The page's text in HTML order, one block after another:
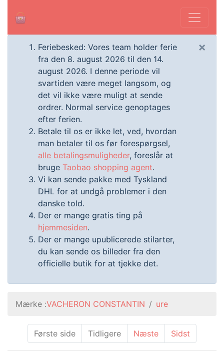
Feriebesked: Vores team holder ferie
fra den 8. august 2026 til den 14.
august 2026. I denne periode vil
svartiden være meget langsom, og
det vil ikke være muligt at sende
ordrer. Normal service genoptages
efter ferien.
Betale til os er ikke let, ved, hvordan
man betaler til os før forespørgsel,
alle betalingsmuligheder, foreslår at
bruge Taobao shopping agent.
Vi kan sende pakke med Tyskland
DHL for at undgå problemer i den
danske told.
Der er mange gratis ting på
hjemmesiden.
Der er mange upublicerede stilarter,
du kan sende os billeder fra den
officielle butik for at tjekke det.
×
Mærke :VACHERON CONSTANTIN ure
Første side Tidligere Næste Sidst